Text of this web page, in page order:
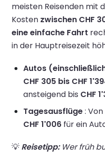
meisten Reisenden mit
Kosten zwischen CHF
eine einfache Fahrt
in der Hauptreisezeit
Autos
CHF 305 bis CHF
ansteigend bis CHF
Tagesausflüge: Von
CHF 1'006 für ein
💡 Reisetipp:Wer früh